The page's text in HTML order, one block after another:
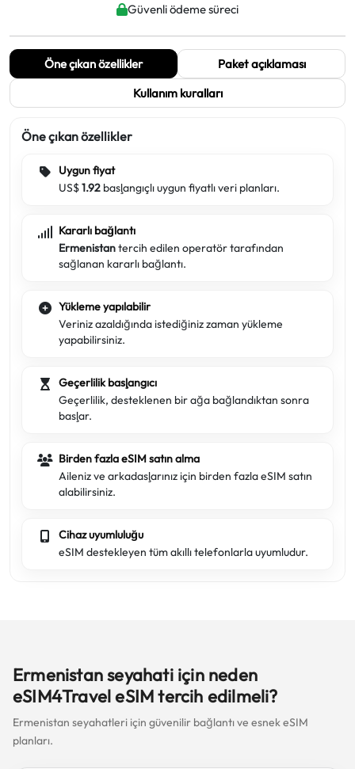
Güvenli ödeme süreci
Öne çıkan özellikler
Paket açıklaması
Kullanım kuralları
Öne çıkan özellikler
Uygun fiyat
US$1.92 başlangıçlı uygun fiyatlı veri planları.
Kararlı bağlantı
Ermenistantercih edilen operatör tarafından
sağlanan kararlı bağlantı.
Yükleme yapılabilir
Veriniz azaldığında istediğiniz zaman yükleme
yapabilirsiniz.
Geçerlilik başlangıcı
Geçerlilik, desteklenen bir ağa bağlandıktan sonra
başlar.
Birden fazla eSIM satın alma
Aileniz ve arkadaşlarınız için birden fazla eSIM satın
alabilirsiniz.
Cihaz uyumluluğu
eSIM destekleyen tüm akıllı telefonlarla uyumludur.
Ermenistan seyahati için neden
eSIM4Travel eSIM tercih edilmeli?
Ermenistan seyahatleri için güvenilir bağlantı ve esnek eSIM
planları.